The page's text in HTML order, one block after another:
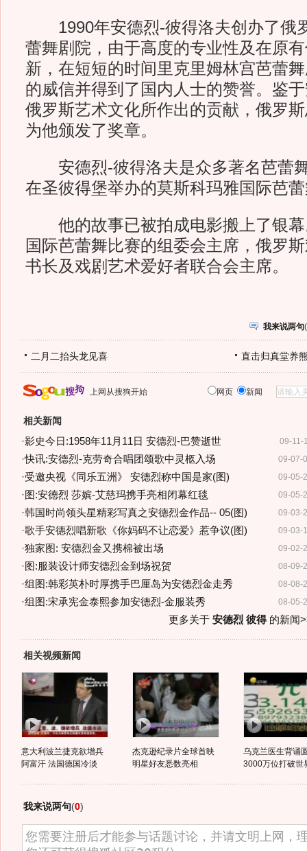
1990年安德烈-彼得洛夫创办了俄
蕾舞剧院，由于高度的专业性及在原
新，在短短的时间里克里姆林宫芭蕾
的威信并得到了国内人士的赞誉。鉴
俄罗斯艺术文化所作出的贡献，俄罗
为他颁发了奖章。
安德烈-彼得洛夫是众多著名芭蕾
在圣彼得堡举办的莫斯科玛雅国际芭
他的故事已被拍成电影搬上了银幕
国际芭蕾舞比赛的组委会主席，俄罗
书长及戏剧艺术爱好者联合会主席。
我来说两句(
二月二抬头龙见喜 直击归真堂养
上网从搜狗开始 网页 新闻
相关新闻
09-11-
·影史今日:1958年11月11日 安德烈-巴赞逝世
09-07-
·快讯:安德烈-克劳奇合唱团颂歌中灵柩入场
09-05-
·受邀央视《同乐五洲》 安德烈称中国是家(图)
09-05-
· 图:安德烈 莎嫔-艾慈玛携手亮相闭幕红毯
09-03-
·韩国时尚领头星精彩写真之安德烈金作品-- 05(图)
09-03-
·歌手安德烈唱新歌《你妈码不让恋爱》惹争议(图)
09-02-
·独家图: 安德烈金又携棉被出场
08-09-
· 图:服装设计师安德烈金到场祝贺
08-08-
·组图:韩彩英朴时厚携手巴厘岛为安德烈金走秀
08-05-
·组图:宋承宪金泰熙参加安德烈-金服装秀
更多关于 安德烈 彼得的新闻
相关视频新闻
意大利波兰捷克欲增兵
阿富汗 法国德国冷淡
杰克逊纪录片全球首映
明星好友悉数亮相
乌克兰医生背诵
3000万位打破世
我来说两句(0)